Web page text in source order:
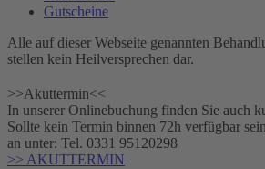
Gutscheine
Alle auf dieser Webseite genannten
stellen kein Heilversprechen dar.
>>Akuttermin<<
In unserer Onlinebuchung finden Sie auch
Sollte kein Termin binnen 72h verfügbar
an unter: Tel. ‎0331 95120298
>> AKUTTERMIN